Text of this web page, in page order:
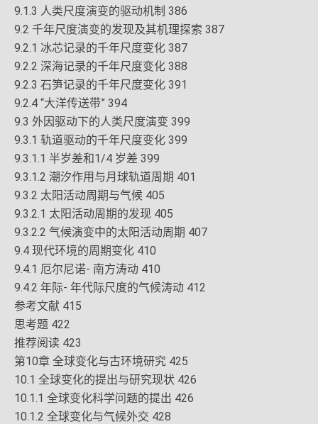
9.1.3 人类尺度演变的驱动机制 386
9.2 千年尺度演变的发现及其机理探索 387
9.2.1 冰芯记录的千年尺度变化 387
9.2.2 深海记录的千年尺度变化 388
9.2.3 石笋记录的千年尺度变化 391
9.2.4 “大洋传送带” 394
9.3 外因驱动下的人类尺度演变 399
9.3.1 轨道驱动的千年尺度变化 399
9.3.1.1 半岁差和1/4 岁差 399
9.3.1.2 潮汐作用与月球轨道周期 401
9.3.2 太阳活动周期与气候 405
9.3.2.1 太阳活动周期的发现 405
9.3.2.2 气候演变中的太阳活动周期 407
9.4 现代环境的周期变化 410
9.4.1 厄尔尼诺- 南方涛动 410
9.4.2 年际- 年代际尺度的气候涛动 412
参考文献 415
思考题 422
推荐阅读 423
第10章 全球变化与古环境研究 425
10.1 全球变化的提出与研究现状 426
10.1.1 全球变化科学问题的提出 426
10.1.2 全球变化与气候外交 428